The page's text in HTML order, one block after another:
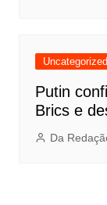
Uncategorized
Putin
Brics e
Da